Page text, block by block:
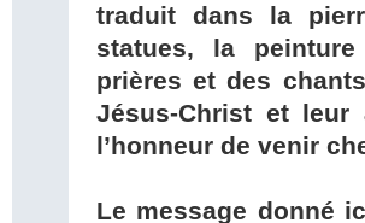
traduit dans la
statues, la
prières et des
Jésus-Christ et
l’honneur de venir
Le message donné